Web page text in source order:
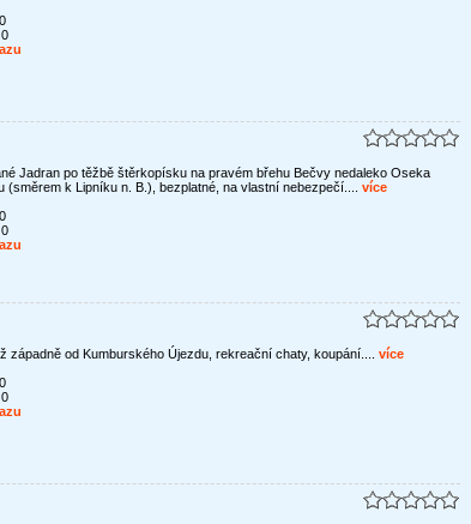
0
Jadran po těžbě štěrkopísku na pravém břehu Bečvy nedaleko Oseka
(směrem k Lipníku n. B.), bezplatné, na vlastní nebezpečí....
více
0
západně od Kumburského Újezdu, rekreační chaty, koupání....
více
0